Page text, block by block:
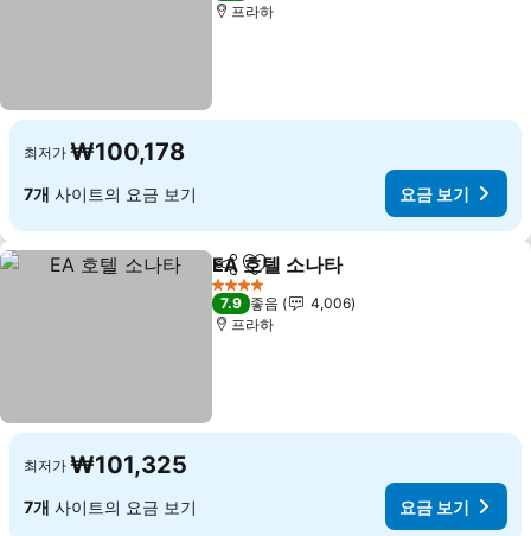
프라하
최저가 ₩100,178
7개 사이트의 요금 보기 요금 보기
공유 즐겨찾기에 추가
EA 호텔 소나타
4 성급
7.9 좋음
4,006
프라하
최저가 ₩101,325
7개 사이트의 요금 보기 요금 보기